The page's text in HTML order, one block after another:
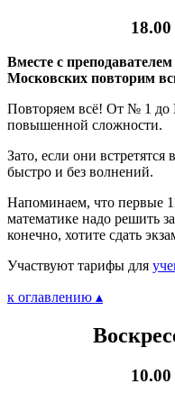
Вместе с
Московских повторим
Повторяем всё! От № 1 до
повышенной сложности.
Зато, если они
быстро и без волнений.
Напоминаем, что первые
математике надо решить
конечно, хотите сдать
Участвуют тарифы для
к оглавлению ▴